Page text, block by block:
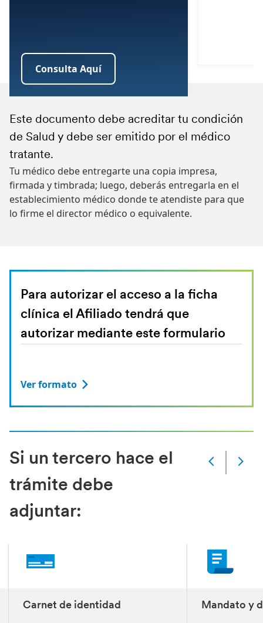
Consulta Aquí
Este documento debe acreditar tu condición
de Salud y debe ser emitido por el médico
tratante.
Tu médico debe entregarte una copia impresa,
firmada y timbrada; luego, deberás entregarla en el
establecimiento médico donde te atendiste para que
lo firme el director médico o equivalente.
Luego de finalizado este trámite, debes
adjuntarlo en tu solicitud, junto con la
autorización para que el Consejo Médico
revise tu ficha clínica.
También podrás adjuntar más documentos médicos
que confirmen tu condición de salud.
Si vas a declarar un nuevo beneficiario de
Pensión de Sobrevivencia, debes adjuntar:
Para un hijo declarado inválido, adjuntar dictamen de
Comisión Médica.
Para hijo por nacer (más de 5 meses de gestación),
adjuntar certificado médico y luego entregar a
ProVida partida de Nacimiento.
También, descarga el formato de autorización
para acceder a la ficha clínica, que debe tener
la firma y huella digital del afiliado.
Para autorizar el acceso a la ficha
clínica el Afiliado tendrá que
autorizar mediante este formulario
Ver formato
Si un tercero hace el
trámite debe
adjuntar:
Slide
Changed
Carnet de identidad Mandato y